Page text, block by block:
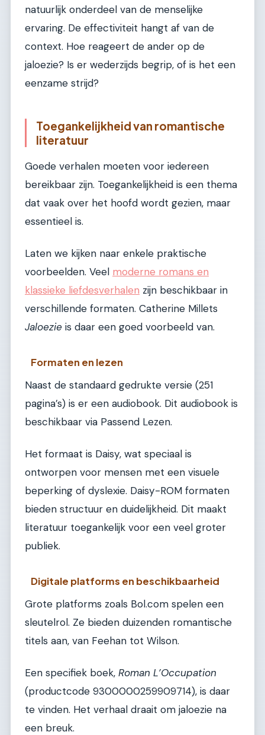
natuurlijk onderdeel van de menselijke
ervaring. De effectiviteit hangt af van de
context. Hoe reageert de ander op de
jaloezie? Is er wederzijds begrip, of is het een
eenzame strijd?
Toegankelijkheid van romantische
literatuur
Goede verhalen moeten voor iedereen
bereikbaar zijn. Toegankelijkheid is een thema
dat vaak over het hoofd wordt gezien, maar
essentieel is.
Laten we kijken naar enkele praktische
voorbeelden. Veel moderne romans en
klassieke liefdesverhalen zijn beschikbaar in
verschillende formaten. Catherine Millets
Jaloezie is daar een goed voorbeeld van.
Formaten en lezen
Naast de standaard gedrukte versie (251
pagina’s) is er een audiobook. Dit audiobook is
beschikbaar via Passend Lezen.
Het formaat is Daisy, wat speciaal is
ontworpen voor mensen met een visuele
beperking of dyslexie. Daisy-ROM formaten
bieden structuur en duidelijkheid. Dit maakt
literatuur toegankelijk voor een veel groter
publiek.
Digitale platforms en beschikbaarheid
Grote platforms zoals Bol.com spelen een
sleutelrol. Ze bieden duizenden romantische
titels aan, van Feehan tot Wilson.
Een specifiek boek, Roman L’Occupation
(productcode 9300000259909714), is daar
te vinden. Het verhaal draait om jaloezie na
een breuk.